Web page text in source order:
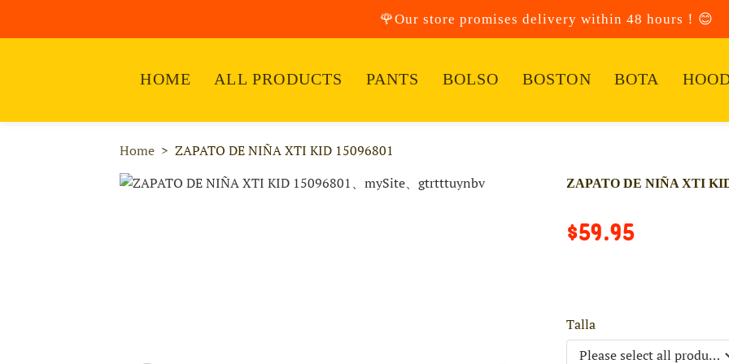
HOME ALL PRODUCTS PANTS BOLSO BOSTON BOTA
🌹Our store promises delivery within 48 hours！😊
Home ZAPATO DE NIÑA XTI KID 15096801
ZAPATO DE NIÑA XTI KID
$59.95
Talla